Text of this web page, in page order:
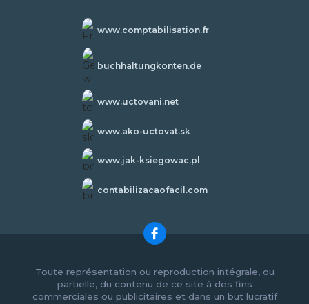
www.comptabilisation.fr
buchhaltungkonten.de
www.uctovani.net
www.ako-uctovat.sk
www.jak-ksiegowac.pl
contabilizacaofacil.com
Toute représentation ou reproduction intégrale, ou
partielle, du contenu de ce site à des fins
commerciales ou publicitaires et dans un but lucratif